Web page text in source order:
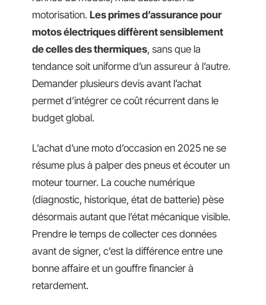
motorisation. Les primes d’assurance pour
motos électriques diffèrent sensiblement
de celles des thermiques, sans que la
tendance soit uniforme d’un assureur à l’autre.
Demander plusieurs devis avant l’achat
permet d’intégrer ce coût récurrent dans le
budget global.
L’achat d’une moto d’occasion en 2025 ne se
résume plus à palper des pneus et écouter un
moteur tourner. La couche numérique
(diagnostic, historique, état de batterie) pèse
désormais autant que l’état mécanique visible.
Prendre le temps de collecter ces données
avant de signer, c’est la différence entre une
bonne affaire et un gouffre financier à
retardement.